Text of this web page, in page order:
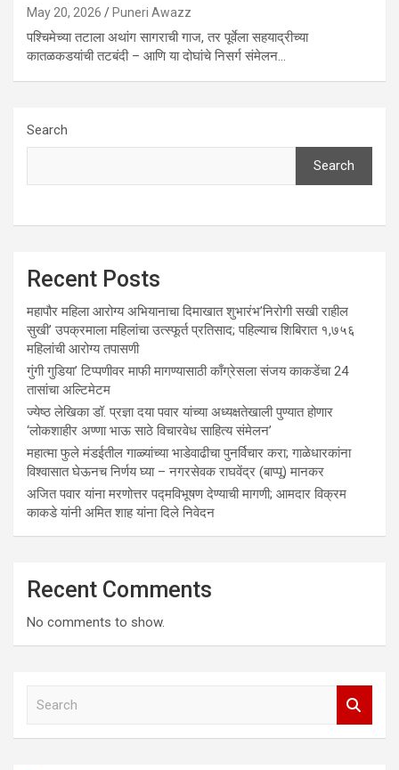
May 20, 2026 Puneri Awazz
पश्चिमेच्या तटाला अथांग सागराची गाज, तर पूर्वेला सहयाद्रीच्या
कातळकडयांची तटबंदी – आणि या दोघांचे निसर्ग संमेलन…
Search
Search
Recent Posts
महापौर महिला आरोग्य अभियानाचा दिमाखात शुभारंभ’निरोगी सखी राहील
सुखी’ उपक्रमाला महिलांचा उत्स्फूर्त प्रतिसाद; पहिल्याच शिबिरात १,७५६
महिलांची आरोग्य तपासणी
गुंगी गुडिया’ टिप्पणीवर माफी मागण्यासाठी काँग्रेसला संजय काकडेंचा 24
तासांचा अल्टिमेटम
ज्येष्ठ लेखिका डॉ. प्रज्ञा दया पवार यांच्या अध्यक्षतेखाली पुण्यात होणार
‘लोकशाहीर अण्णा भाऊ साठे विचारवेध साहित्य संमेलन’
महात्मा फुले मंडईतील गाळ्यांच्या भाडेवाढीचा पुनर्विचार करा; गाळेधारकांना
विश्वासात घेऊनच निर्णय घ्या – नगरसेवक राघवेंद्र (बाप्पू) मानकर
अजित पवार यांना मरणोत्तर पद्मविभूषण देण्याची मागणी; आमदार विक्रम
काकडे यांनी अमित शाह यांना दिले निवेदन
Recent Comments
No comments to show.